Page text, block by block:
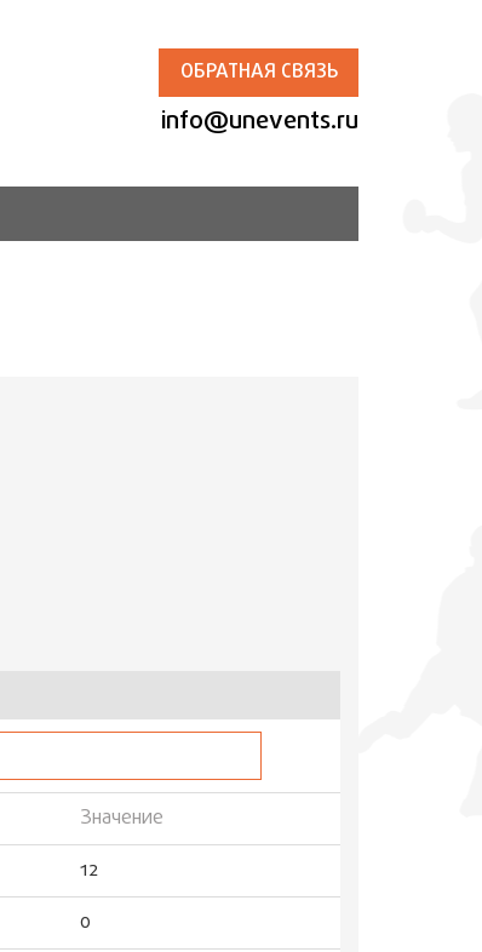
ОБРАТНАЯ СВЯЗЬ
info@unevents.ru
Значение
12
0